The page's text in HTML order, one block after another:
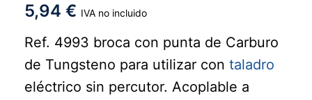
5,94 € IVA no incluido
Ref. 4993 broca con punta de Carburo
de Tungsteno para utilizar con taladro
eléctrico sin percutor. Acoplable a